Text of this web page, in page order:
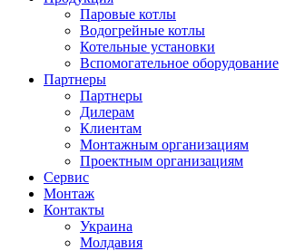
Паровые котлы
Водогрейные котлы
Котельные установки
Вспомогательное оборудование
Партнеры
Партнеры
Дилерам
Клиентам
Монтажным организациям
Проектным организациям
Сервис
Монтаж
Контакты
Украина
Молдавия